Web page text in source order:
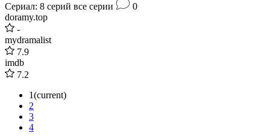
Сериал: 8 серий все серии
0
doramy.top
-
mydramalist
7.9
imdb
7.2
1(current)
2
3
4